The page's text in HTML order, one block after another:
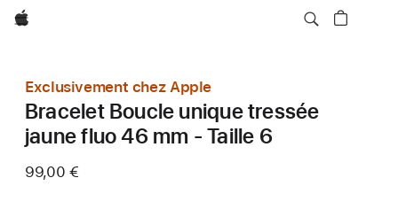
Apple
Exclusivement chez Apple
Bracelet Boucle unique tressée
jaune fluo 46 mm - Taille 6
99,00 €